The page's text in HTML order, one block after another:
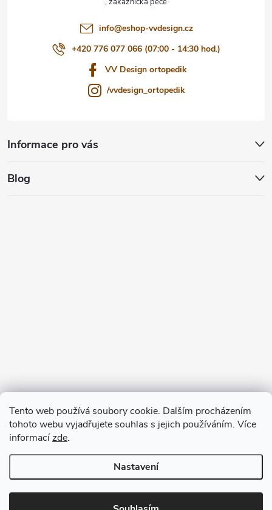
Tento web používá soubory cookie. Dalším procházením
tohoto webu vyjadřujete souhlas s jejich používáním. Více
informacízde.
Nastavení
info@eshop-vvdesign.cz
+420 776 077 066 (07:00 - 14:30 hod.)
VV Design ortopedik
/vvdesign_ortopedik
Informace pro vás
Blog
Copyright 2026VV DESIGN. Všechna práva vyhrazena.Upravit
nastavení cookies